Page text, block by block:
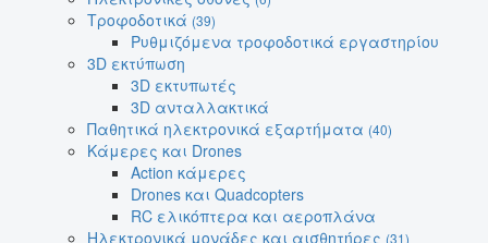
Τροφοδοτικά (39)
Ρυθμιζόμενα τροφοδοτικά εργαστηρίου
3D εκτύπωση
3D εκτυπωτές
3D ανταλλακτικά
Παθητικά ηλεκτρονικά εξαρτήματα (40)
Κάμερες και Drones
Action κάμερες
Drones και Quadcopters
RC ελικόπτερα και αεροπλάνα
Ηλεκτρονικά μονάδες και αισθητήρες (31)